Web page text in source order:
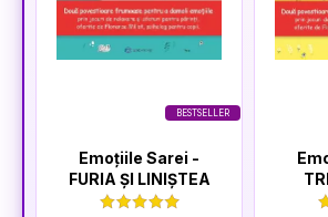
BESTSELLER
Emoțiile Sarei -
FURIA ȘI LINIȘTEA